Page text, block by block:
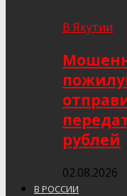
В Якутии
рублей
02.08.2026
В РОССИИ